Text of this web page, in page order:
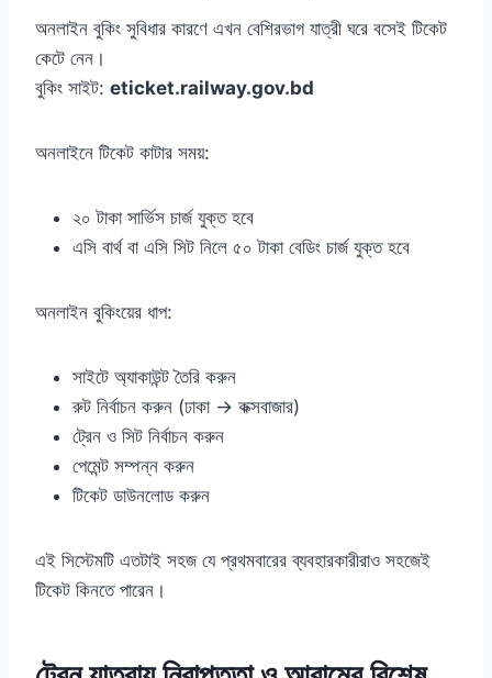
অনলাইন বুকিং সুবিধার কারণে এখন বেশিরভাগ যাত্রী ঘরে বসেই টিকেট
কেটে নেন।
বুকিং সাইট: eticket.railway.gov.bd
অনলাইনে টিকেট কাটার সময়:
২০ টাকা সার্ভিস চার্জ যুক্ত হবে
এসি বার্থ বা এসি সিট নিলে ৫০ টাকা বেডিং চার্জ যুক্ত হবে
অনলাইন বুকিংয়ের ধাপ:
সাইটে অ্যাকাউন্ট তৈরি করুন
রুট নির্বাচন করুন (ঢাকা → কক্সবাজার)
ট্রেন ও সিট নির্বাচন করুন
পেমেন্ট সম্পন্ন করুন
টিকেট ডাউনলোড করুন
এই সিস্টেমটি এতটাই সহজ যে প্রথমবারের ব্যবহারকারীরাও সহজেই
টিকেট কিনতে পারেন।